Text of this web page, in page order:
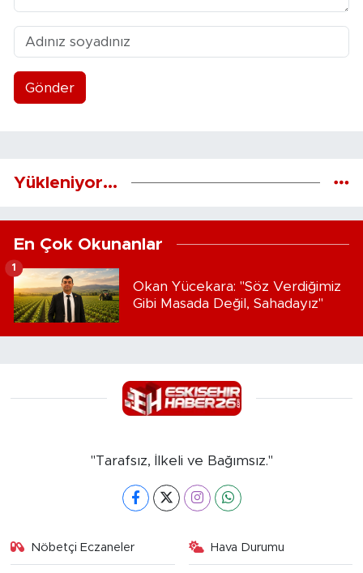
Gönder
Yükleniyor...
En Çok Okunanlar
Okan Yücekara: "Söz Verdiğimiz
Gibi Masada Değil, Sahadayız"
1
"Tarafsız, İlkeli ve Bağımsız."
Nöbetçi Eczaneler Hava Durumu